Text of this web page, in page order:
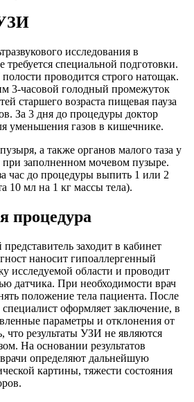
исследования в
требуется специальной подготовки.
проводится строго натощак.
3-часовой голодный промежуток
старшего возраста пищевая пауза
За 3 дня до процедуры доктор
уменьшения газов в кишечнике.
а также органов малого таза у
заполненном мочевом пузыре.
час до процедуры выпить 1 или 2
10 мл на 1 кг массы тела).
процедура
заходит в кабинет
наносит гипоаллергенный
исследуемой области и проводит
датчика. При необходимости врач
положение тела пациента. После
оформляет заключение, в
параметры и отклонения от
результаты УЗИ не являются
На основании результатов
определяют дальнейшую
картины, тяжести состояния